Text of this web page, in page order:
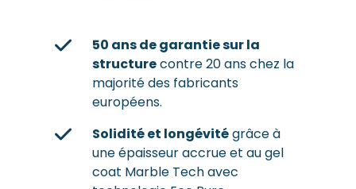
50 ans de garantie sur la
structurecontre 20 ans chez la
majorité des fabricants
européens.
Solidité et longévitégrâce à
une épaisseur accrue et au gel
coat Marble Tech avec